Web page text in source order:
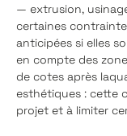
— extrusion,
certaines
anticipées si elles
en compte des
de cotes après
esthétiques : cette
projet et à limiter